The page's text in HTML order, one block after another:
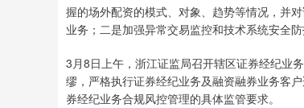
握的场外配资的模式、对象、趋势等情况，并
业务；二是加强异常交易监控和技术系统安全
3月8日上午，浙江证监局召开辖区证券经纪业
缪，严格执行证券经纪业务及融资融券业务客
券经纪业务合规风控管理的具体监管要求。